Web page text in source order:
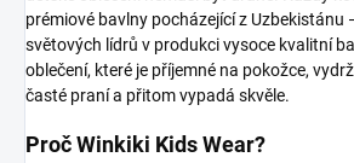
prémiové bavlny pocházející z Uzbekistánu
světových lídrů v produkci vysoce kvalitní
oblečení, které je příjemné na pokožce,
časté praní a přitom vypadá skvěle.
Proč Winkiki Kids Wear?